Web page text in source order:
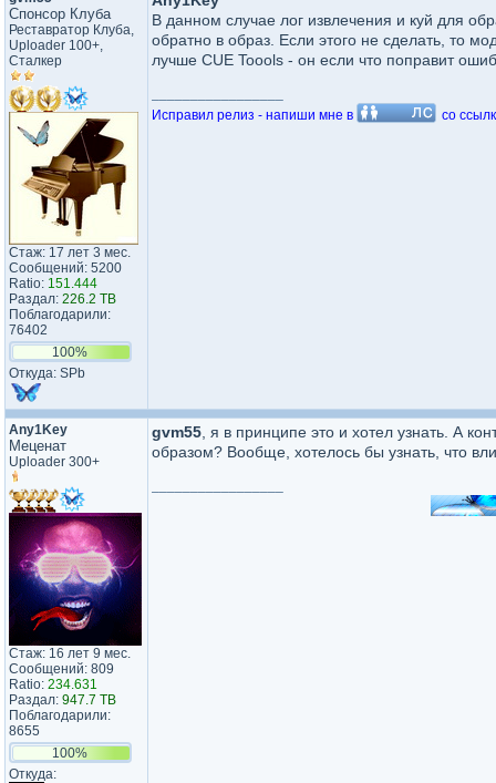
Спонсор Клуба
Реставратор Клуба,
Uploader 100+,
Сталкер
Стаж: 17 лет 3 мес.
Сообщений: 5200
Ratio: 151.444
Раздал: 226.2 TB
Поблагодарили:
76402
100%
Откуда: SPb
В данном случае лог извлечения и куй для
обратно в образ. Если этого не сделать, то
лучше CUE Toools - он если что поправит
Исправил релиз - напиши мне в
со
Any1Key
Меценат
Uploader 300+
Стаж: 16 лет 9 мес.
Сообщений: 809
Ratio: 234.631
Раздал: 947.7 TB
Поблагодарили:
8655
100%
Откуда: ­
gvm55 , я в принципе это и хотел узнать. А
образом? Вообще, хотелось бы узнать, что